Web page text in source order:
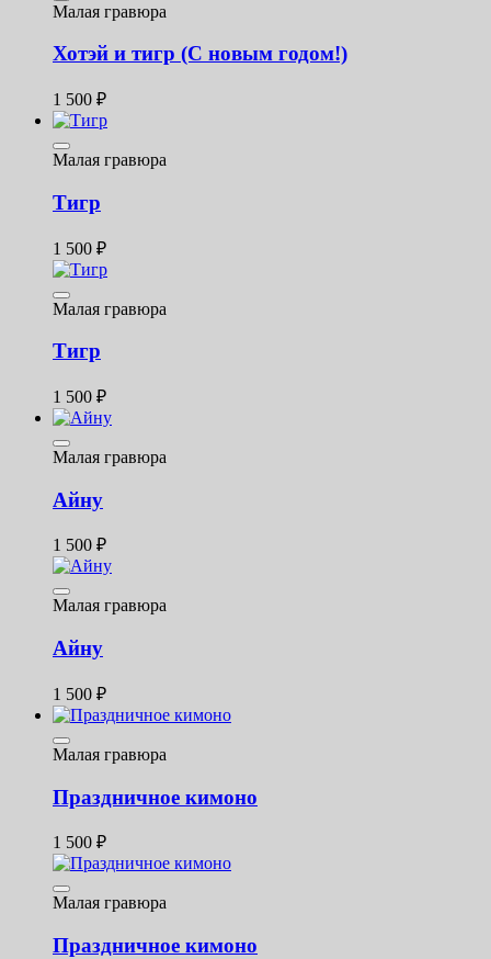
Малая гравюра
Хотэй и тигр (С новым годом!)
1 500 ₽
Малая гравюра
Тигр
1 500 ₽
Малая гравюра
Тигр
1 500 ₽
Малая гравюра
Айну
1 500 ₽
Малая гравюра
Айну
1 500 ₽
Малая гравюра
Праздничное кимоно
1 500 ₽
Малая гравюра
Праздничное кимоно